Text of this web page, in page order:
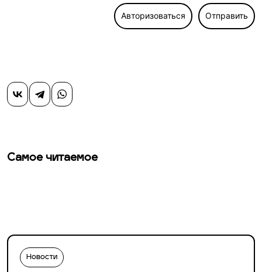
Авторизоваться Отправить
Самое читаемое
Новости